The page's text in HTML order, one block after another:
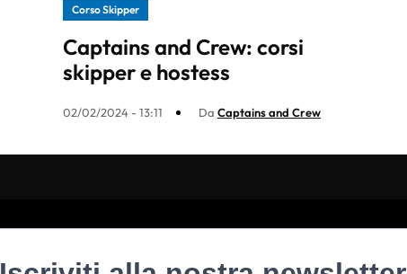
Corso Skipper
Captains and Crew: corsi
skipper e hostess
02/02/2024 - 13:11 Da Captains and Crew